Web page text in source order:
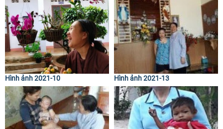
Hình ảnh 2021-10 Hình ảnh 2021-13